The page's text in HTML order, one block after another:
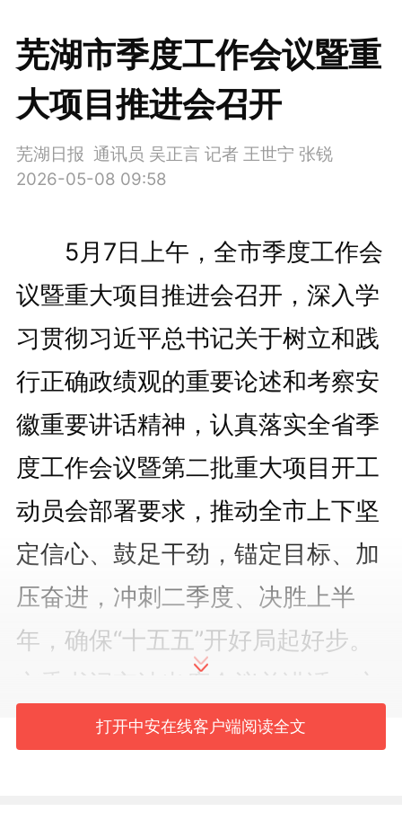
芜湖市季度工作会议暨重
大项目推进会召开
芜湖日报 通讯员 吴正言 记者 王世宁 张锐
2026-05-08 09:58
5月7日上午，全市季度工作会
议暨重大项目推进会召开，深入学
习贯彻习近平总书记关于树立和践
行正确政绩观的重要论述和考察安
徽重要讲话精神，认真落实全省季
度工作会议暨第二批重大项目开工
动员会部署要求，推动全市上下坚
定信心、鼓足干劲，锚定目标、加
压奋进，冲刺二季度、决胜上半
年，确保“十五五”开好局起好步。
市委书记宁波出席会议并讲话。市
委副书记、市长徐志通报一季度有
打开中安在线客户端阅读全文